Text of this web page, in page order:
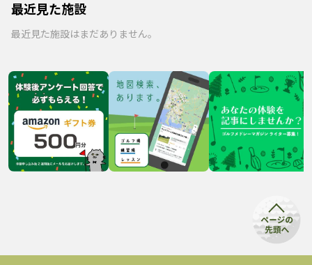
最近見た施設
最近見た施設はまだありません。